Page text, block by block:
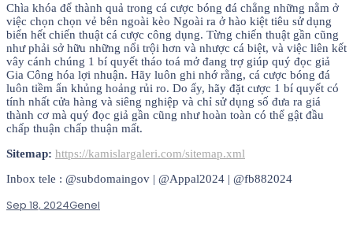
Chìa khóa để thành quả trong cá cược bóng đá chẳng những nằm ở
việc chọn chọn vẻ bên ngoài kèo Ngoài ra ở hào kiệt tiêu sử dụng
biển hết chiến thuật cá cược công dụng. Từng chiến thuật gần cũng
như phải sở hữu những nổi trội hơn và nhược cá biệt, và việc liên kết
vây cánh chúng 1 bí quyết tháo toá mở đang trợ giúp quý đọc giả
Gia Công hóa lợi nhuận. Hãy luôn ghi nhớ rằng, cá cược bóng đá
luôn tiềm ẩn khủng hoảng rủi ro. Do ấy, hãy đặt cược 1 bí quyết có
tính nhất cửa hàng và siêng nghiệp và chỉ sử dụng số đưa ra giá
thành cơ mà quý đọc giả gần cũng như hoàn toàn có thể gật đầu
chấp thuận chấp thuận mất.
Sitemap: https://kamislargaleri.com/sitemap.xml
Inbox tele : @subdomaingov | @Appal2024 | @fb882024
Sep 18, 2024Genel